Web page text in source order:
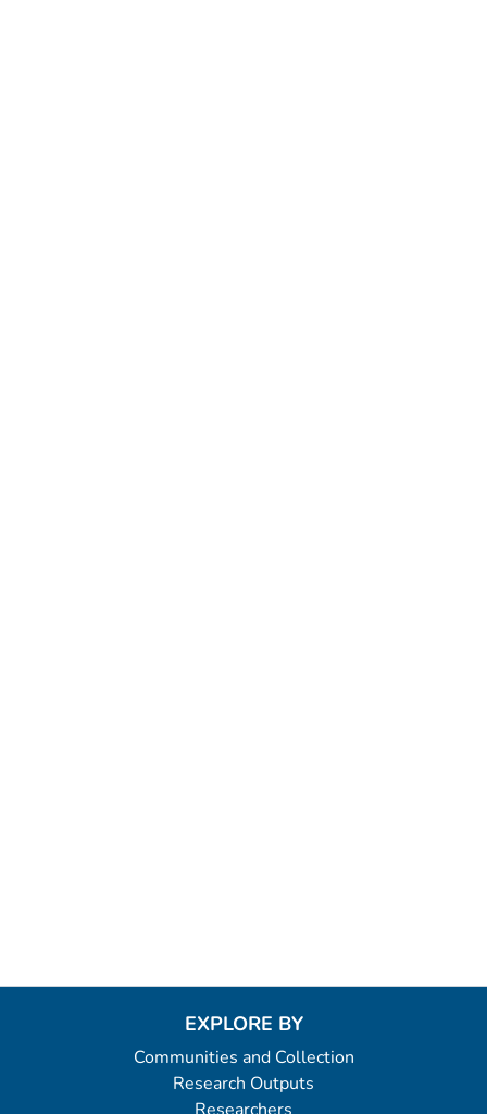
EXPLORE BY
Communities and Collection
Research Outputs